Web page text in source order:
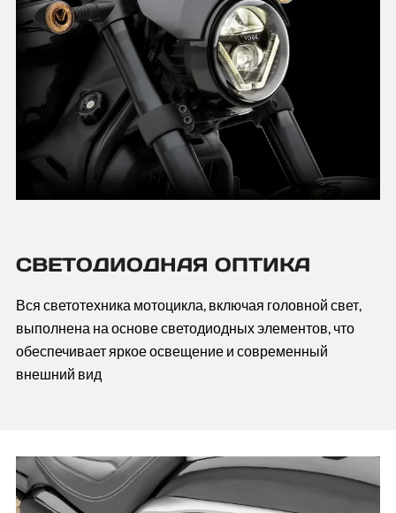
СВЕТОДИОДНАЯ ОПТИКА
Вся светотехника мотоцикла, включая головной свет,
выполнена на основе светодиодных элементов, что
обеспечивает яркое освещение и современный
внешний вид